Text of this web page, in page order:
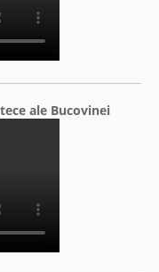
ale Bucovinei